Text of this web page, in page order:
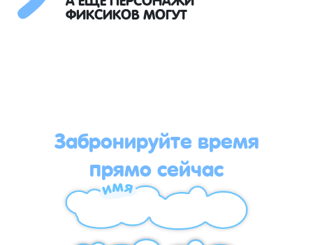
ФИКСИКОВ МОГУТ
Забронируйте время
прямо сейчас